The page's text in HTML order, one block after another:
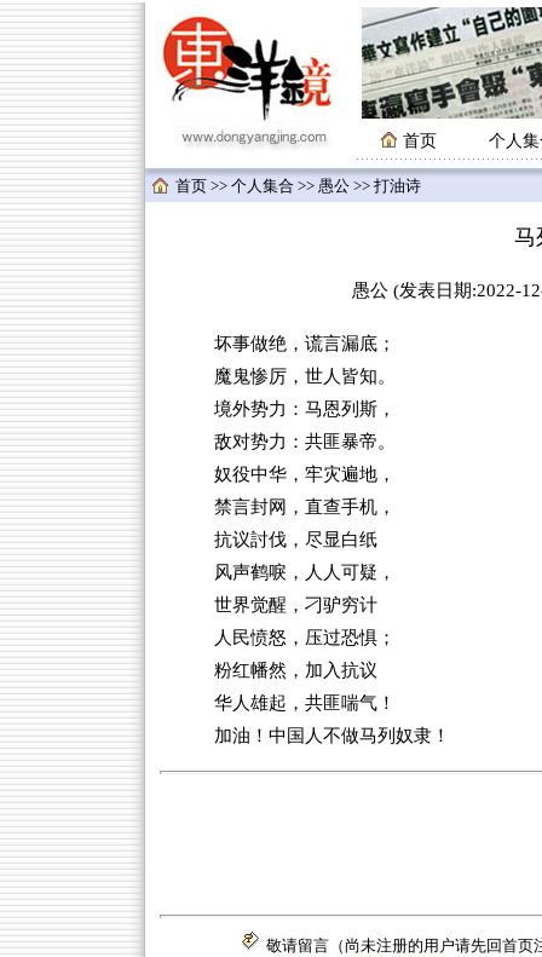
首页 个人
首页 >> 个人集合 >> 愚公 >> 打油诗
马
愚公 (发表日期:2022-
坏事做绝，谎言漏底；
魔鬼惨厉，世人皆知。
境外势力：马恩列斯，
敌对势力：共匪暴帝。
奴役中华，牢灾遍地，
禁言封网，直查手机，
抗议討伐，尽显白纸
风声鹤唳，人人可疑，
世界觉醒，刁驴穷计
人民愤怒，压过恐惧；
粉红幡然，加入抗议
华人雄起，共匪喘气！
加油！中国人不做马列奴隶！
敬请留言（尚未注册的用户请先回首页